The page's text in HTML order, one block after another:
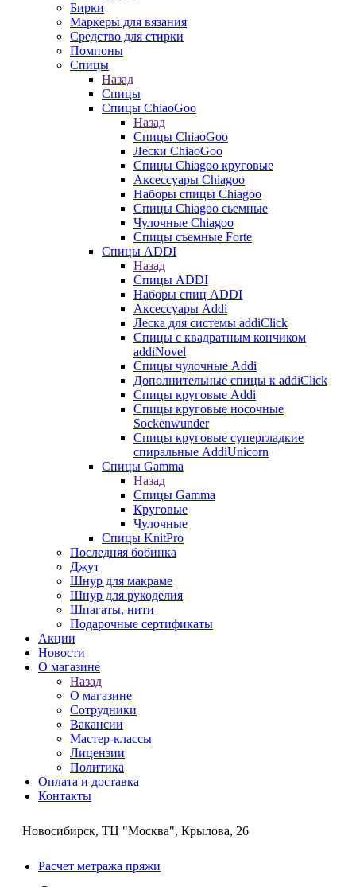
Бирки
Маркеры для вязания
Средство для стирки
Помпоны
Спицы
Назад
Спицы
Спицы ChiaoGoo
Назад
Спицы ChiaoGoo
Лески ChiaoGoo
Cпицы Сhiagoo круговые
Аксессуары Chiagoo
Наборы спицы Chiagoo
Спицы Chiagoo сьемные
Чулочные Chiagoo
Спицы съемные Forte
Спицы ADDI
Назад
Спицы ADDI
Наборы спиц ADDI
Аксессуары Addi
Леска для системы addiClick
Спицы с квадратным кончиком
addiNovel
Спицы чулочные Addi
Дополнительные спицы к addiClick
Спицы круговые Addi
Спицы круговые носочные
Sockenwunder
Спицы круговые супергладкие
спиральные AddiUnicorn
Спицы Gamma
Назад
Спицы Gamma
Круговые
Чулочные
Спицы KnitPro
Последняя бобинка
Джут
Шнур для макраме
Шнур для рукоделия
Шпагаты, нити
Подарочные сертификаты
Акции
Новости
О магазине
Назад
О магазине
Сотрудники
Вакансии
Мастер-классы
Лицензии
Политика
Оплата и доставка
Контакты
Новосибирск, ТЦ "Москва", Крылова, 26
Расчет метража пряжи